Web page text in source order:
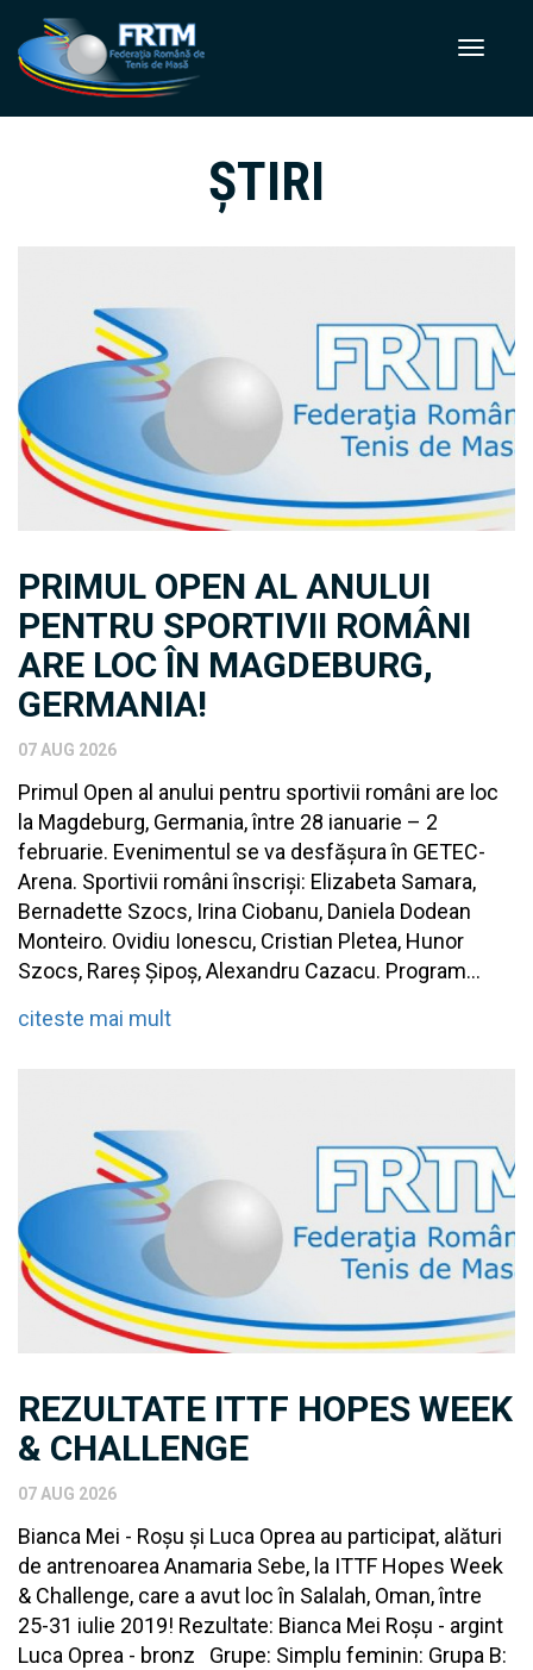
ȘTIRI
PRIMUL OPEN AL ANULUI
PENTRU SPORTIVII ROMÂNI
ARE LOC ÎN MAGDEBURG,
GERMANIA!
07 AUG 2026
Primul Open al anului pentru sportivii români are loc
la Magdeburg, Germania, între 28 ianuarie – 2
februarie. Evenimentul se va desfășura în GETEC-
Arena. Sportivii români înscriși: Elizabeta Samara,
Bernadette Szocs, Irina Ciobanu, Daniela Dodean
Monteiro. Ovidiu Ionescu, Cristian Pletea, Hunor
Szocs, Rareș Șipoș, Alexandru Cazacu. Program...
citeste mai mult
REZULTATE ITTF HOPES WEEK
& CHALLENGE
07 AUG 2026
Bianca Mei - Roșu și Luca Oprea au participat, alături
de antrenoarea Anamaria Sebe, la ITTF Hopes Week
& Challenge, care a avut loc în Salalah, Oman, între
25-31 iulie 2019! Rezultate: Bianca Mei Roșu - argint
Luca Oprea - bronz Grupe: Simplu feminin: Grupa B: